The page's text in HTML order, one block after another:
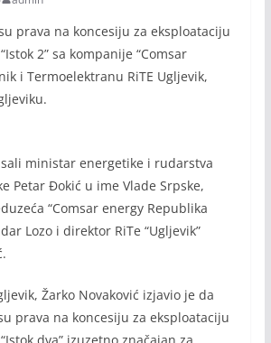
prava na koncesiju za eksploataciju
2” sa kompanije “Comsar
i Termoelektranu RiTE Ugljevik,
ministar energetike i rudarstva
Petar Đokić u ime Vlade Srpske,
“Comsar energy Republika
Lozo i direktor RiTe “Ugljevik”
Žarko Novaković izjavio je da
prava na koncesiju za eksploataciju
dva” izuzetno značajan za